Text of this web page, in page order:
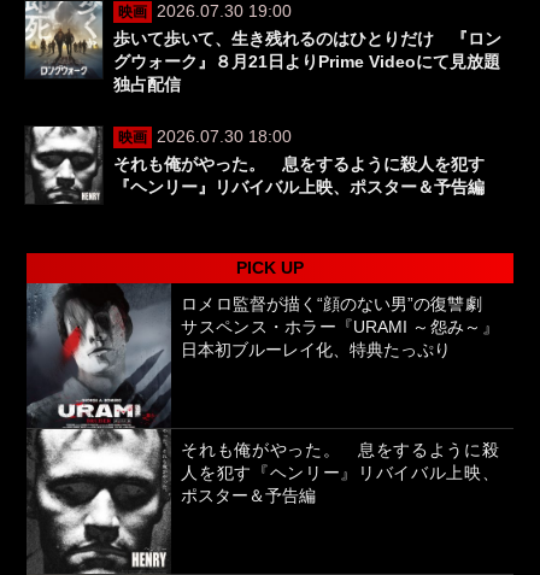
映画 2026.07.30 19:00
歩いて歩いて、生き残れるのはひとりだけ 『ロン
グウォーク』８月21日よりPrime Videoにて見放題
独占配信
映画 2026.07.30 18:00
それも俺がやった。 息をするように殺人を犯す
『ヘンリー』リバイバル上映、ポスター＆予告編
PICK UP
ロメロ監督が描く“顔のない男”の復讐劇
サスペンス・ホラー『URAMI ～怨み～』
日本初ブルーレイ化、特典たっぷり
それも俺がやった。 息をするように殺
人を犯す『ヘンリー』リバイバル上映、
ポスター＆予告編